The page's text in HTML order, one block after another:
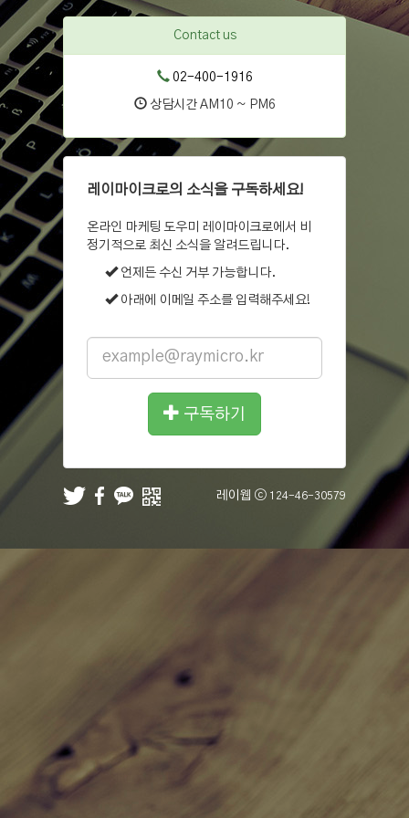
Contact us
02-400-1916
상담시간 AM10 ~ PM6
레이마이크로의 소식을 구독하세요!
온라인 마케팅 도우미 레이마이크로에서 비
정기적으로 최신 소식을 알려드립니다.
언제든 수신 거부 가능합니다.
아래에 이메일 주소를 입력해주세요!
address
구독하기
레이웹 ⓒ 124-46-30579